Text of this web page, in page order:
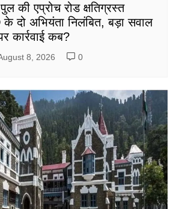
की एप्रोच रोड क्षतिग्रस्त
दो अभियंता निलंबित, बड़ा सवाल
कार्रवाई कब?
8, 2026 0